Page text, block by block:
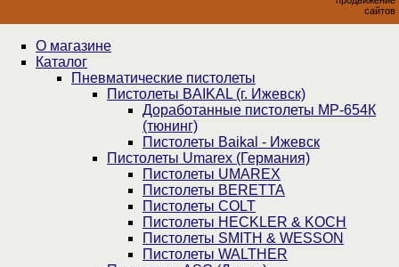
сайтов
О магазине
Каталог
Пнев­ма­ти­чес­кие пистолеты
Пистолеты BAIKAL (г. Ижевск)
Доработанные пистолеты МР-654К
(тюнинг)
Пистолеты Baikal - Ижевск
Пистолеты Umarex (Германия)
Пистолеты UMAREX
Пистолеты BERETTA
Пистолеты COLT
Пистолеты HECKLER & KOCH
Пистолеты SMITH & WESSON
Пистолеты WALTHER